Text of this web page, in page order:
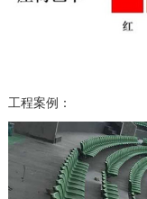
工程案例：